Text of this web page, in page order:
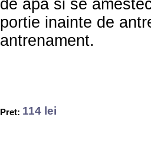
de apa si se
portie inainte de
antrenament.
Pret: 114 lei